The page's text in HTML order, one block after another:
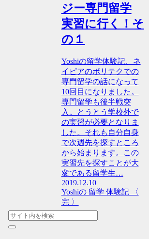
ジー専門留学
実習に行く！そ
の１
Yoshiの留学体験記、ネ
イピアのポリテクでの
専門留学の話になって
10回目になりました。
専門留学も後半戦突
入。とうとう学校外で
の実習が必要となりま
した。それも自分自身
で次週先を探すところ
から始まります。この
実習先を探すことが大
変である留学生…
2019.12.10
Yoshiの 留学 体験記 〈
完 〉